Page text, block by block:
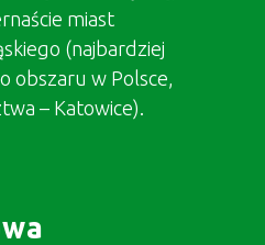
miast
(najbardziej
obszaru w Polsce,
– Katowice).